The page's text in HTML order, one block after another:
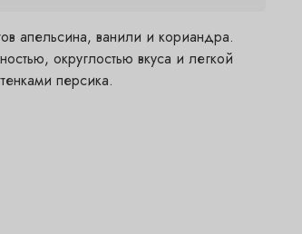
апельсина, ванили и кориандра.
округлостью вкуса и легкой
персика.